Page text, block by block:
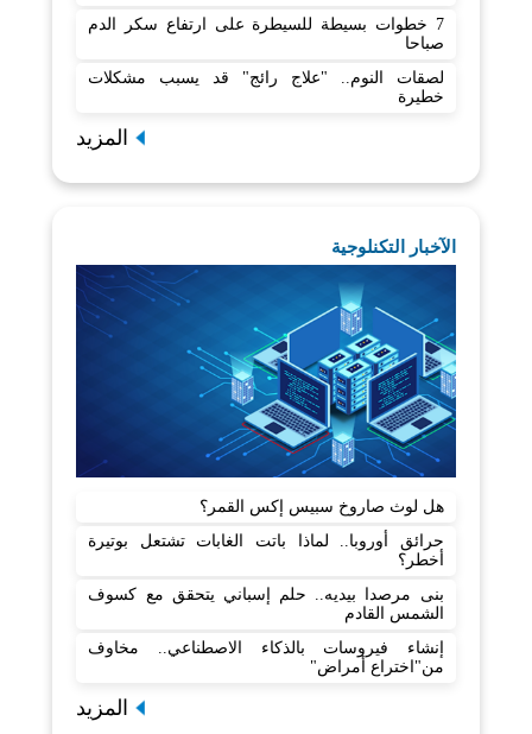
7 خطوات بسيطة للسيطرة على ارتفاع سكر الدم
صباحا
لصقات النوم.. "علاج رائج" قد يسبب مشكلات
خطيرة
المزيد
الآخبار التكنلوجية
هل لوث صاروخ سبيس إكس القمر؟
حرائق أوروبا.. لماذا باتت الغابات تشتعل بوتيرة
أخطر؟
بنى مرصدا بيديه.. حلم إسباني يتحقق مع كسوف
الشمس القادم
إنشاء فيروسات بالذكاء الاصطناعي.. مخاوف
من"اختراع أمراض"
المزيد